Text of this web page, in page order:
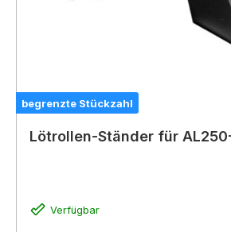
begrenzte Stückzahl
Lötrollen-Ständer für
Verfügbar